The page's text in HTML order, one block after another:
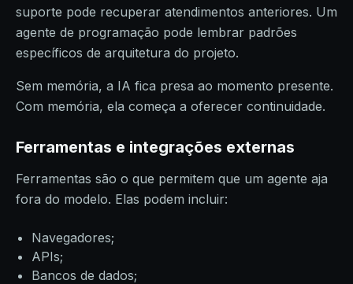
suporte pode recuperar atendimentos anteriores. Um
agente de programação pode lembrar padrões
específicos de arquitetura do projeto.
Sem memória, a IA fica presa ao momento presente.
Com memória, ela começa a oferecer continuidade.
Ferramentas e integrações externas
Ferramentas são o que permitem que um agente aja
fora do modelo. Elas podem incluir:
Navegadores;
APIs;
Bancos de dados;